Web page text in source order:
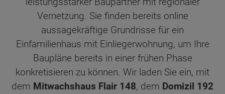
Vernetzung. Sie finden bereits online
aussagekräftige Grundrisse für ein
Einfamilienhaus mit Einliegerwohnung, um Ihre
Baupläne bereits in einer frühen Phase
konkretisieren zu können. Wir laden Sie ein, mit
dem Mitwachshaus Flair 148, dem Domizil 192